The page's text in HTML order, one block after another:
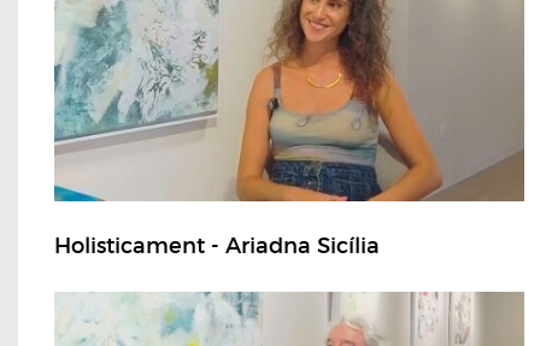
Holisticament - Ariadna Sicília